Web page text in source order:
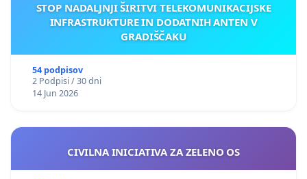
STOP NADALJNJI ŠIRITVI TELEKOMUNIKACIJSKE
INFRASTRUKTURE IN DODATNIH ANTEN V
GRADIŠČAKU
54 podpisov
2 Podpisi / 30 dni
14 Jun 2026
CIVILNA INICIATIVA ZA ZELENO OS